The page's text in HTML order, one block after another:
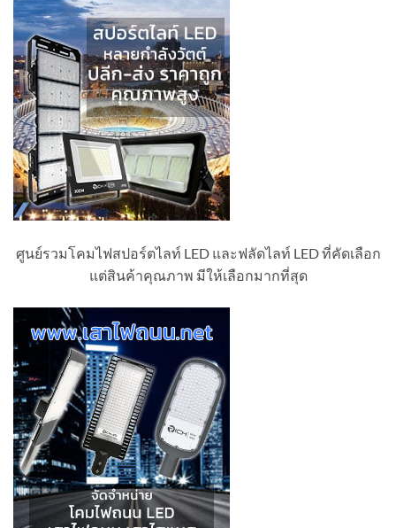
ศูนย์รวมโคมไฟสปอร์ตไลท์ LED และฟลัดไลท์ LED ที่คัดเลือก
แต่สินค้าคุณภาพ มีให้เลือกมากที่สุด